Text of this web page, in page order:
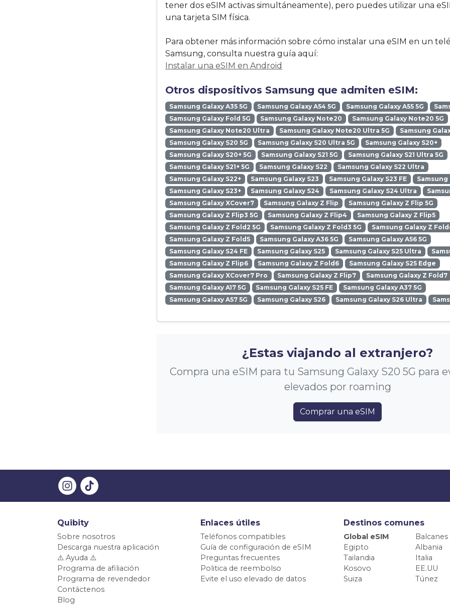
tener dos eSIM activas simultáneamente), pero puedes utilizar una
una tarjeta SIM física.
Para obtener más información sobre cómo instalar una eSIM en un
Samsung, consulta nuestra guía aquí:
Instalar una eSIM en Android
Otros dispositivos Samsung que admiten eSIM:
Samsung Galaxy A35 5G Samsung Galaxy A54 5G Samsung Galaxy A55 5G
Samsung Galaxy Fold 5G
Samsung Galaxy Note20
Samsung Galaxy Note20 5G
Samsung Galaxy Note20 Ultra
Samsung Galaxy Note20 Ultra 5G
Samsung
Samsung Galaxy S20 5G
Samsung Galaxy S20 Ultra 5G
Samsung Galaxy S20+
Samsung Galaxy S20+ 5G
Samsung Galaxy S21 5G
Samsung Galaxy S21 Ultra 5G
Samsung Galaxy S21+ 5G
Samsung Galaxy S22
Samsung Galaxy S22 Ultra
Samsung Galaxy S22+
Samsung Galaxy S23 Samsung Galaxy S23 FE
Samsung
Samsung Galaxy S23+
Samsung Galaxy S24 Samsung Galaxy S24 Ultra
Samsung Galaxy XCover7
Samsung Galaxy Z Flip
Samsung Galaxy Z Flip 5G
Samsung Galaxy Z Flip3 5G
Samsung Galaxy Z Flip4
Samsung Galaxy Z Flip5
Samsung Galaxy Z Fold2 5G
Samsung Galaxy Z Fold3 5G
Samsung Galaxy Z
Samsung Galaxy Z Fold5
Samsung Galaxy A36 5G
Samsung Galaxy A56 5G
Samsung Galaxy S24 FE
Samsung Galaxy S25 Samsung Galaxy S25 Ultra
Samsung Galaxy Z Flip6
Samsung Galaxy Z Fold6
Samsung Galaxy S25 Edge
Samsung Galaxy XCover7 Pro
Samsung Galaxy Z Flip7
Samsung Galaxy Z Fold7
Samsung Galaxy A17 5G
Samsung Galaxy S25 FE
Samsung Galaxy A37 5G
Samsung Galaxy A57 5G
Samsung Galaxy S26 Samsung Galaxy S26 Ultra
¿Estas viajando al extranjero?
Compra una eSIM para tu Samsung Galaxy S20 5G para
elevados por roaming
Comprar una eSIM
Quibity
Sobre nosotros
Descarga nuestra aplicación
⚠️ Ayuda ⚠️
Programa de afiliación
Programa de revendedor
Contáctenos
Blog
Enlaces útiles
Teléfonos compatibles
Guía de configuración de eSIM
Preguntas frecuentes
Politica de reembolso
Evite el uso elevado de datos
Destinos comunes
Global eSIM
Balcanes
Egipto
Albania
Tailandia
Italia
Kosovo
EE.UU
Suiza
Túnez